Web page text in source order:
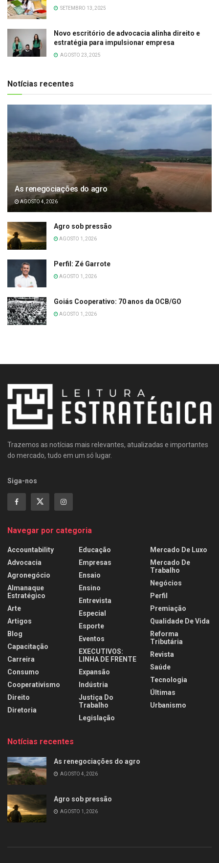
SETEMBRO 13, 2025
Novo escritório de advocacia alinha direito e
estratégia para impulsionar empresa
AGOSTO 23, 2025
Notícias recentes
As renegociações do agro
AGOSTO 4, 2026
Agro sob pressão
AGOSTO 1, 2026
Perfil: Zé Garrote
AGOSTO 1, 2026
Goiás Cooperativo: 70 anos da OCB/GO
AGOSTO 1, 2026
Trazemos as notícias mais relevantes, atualizadas e importantes
do mercado, tudo em um só lugar.
Siga-nos
Navegar por categoria
Accountability
Advocacia
Agronegócio
Almanaque
Estratégico
Arte
Artigos
Blog
Capacitação
Carreira
Consumo
Cooperativismo
Direito
Diretoria
Educação
Empresas
Ensaio
Ensino
Entrevista
Especial
Esporte
Eventos
EXECUTIVOS:
LINHA DE FRENTE
Expansão
Indústria
Justiça Do
Trabalho
Legislação
Mercado De Luxo
Mercado De
Trabalho
Negócios
Perfil
Premiação
Qualidade De Vida
Reforma
Tributária
Revista
Saúde
Tecnologia
Últimas
Urbanismo
Notícias recentes
As renegociações do agro
AGOSTO 4, 2026
Agro sob pressão
AGOSTO 1, 2026